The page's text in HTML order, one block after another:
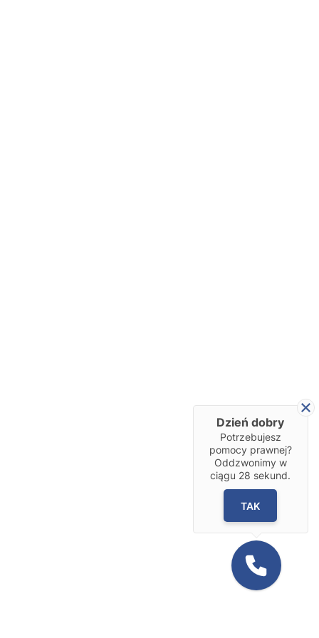
Dzień dobry
Potrzebujesz
pomocy prawnej?
Oddzwonimy w
ciągu 28 sekund.
TAK